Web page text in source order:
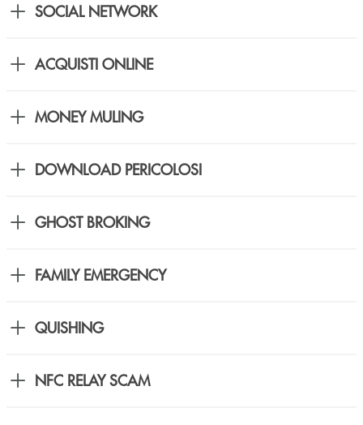
SOCIAL NETWORK
ACQUISTI ONLINE
MONEY MULING
DOWNLOAD PERICOLOSI
GHOST BROKING
FAMILY EMERGENCY
QUISHING
NFC RELAY SCAM